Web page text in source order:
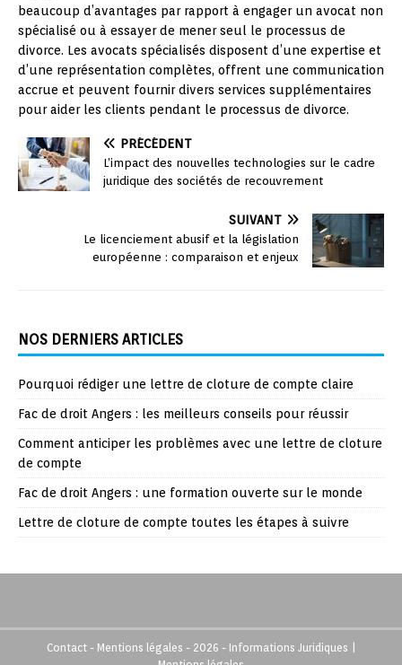
beaucoup d’avantages par rapport à engager un avocat non
spécialisé ou à essayer de mener seul le processus de
divorce. Les avocats spécialisés disposent d’une expertise et
d’une représentation complètes, offrent une communication
accrue et peuvent fournir divers services supplémentaires
pour aider les clients pendant le processus de divorce.
PRÉCÉDENT
L’impact des nouvelles technologies sur le cadre
juridique des sociétés de recouvrement
SUIVANT
Le licenciement abusif et la législation
européenne : comparaison et enjeux
NOS DERNIERS ARTICLES
Pourquoi rédiger une lettre de cloture de compte claire
Fac de droit Angers : les meilleurs conseils pour réussir
Comment anticiper les problèmes avec une lettre de cloture
de compte
Fac de droit Angers : une formation ouverte sur le monde
Lettre de cloture de compte toutes les étapes à suivre
Contact - Mentions légales - 2026 - Informations Juridiques